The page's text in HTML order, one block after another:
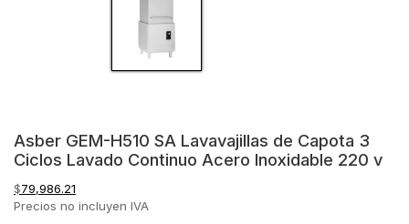
Asber GEM-H510 SA Lavavajillas de Capota 3
Ciclos Lavado Continuo Acero Inoxidable 220 v
$79,986.21
Precios no incluyen IVA